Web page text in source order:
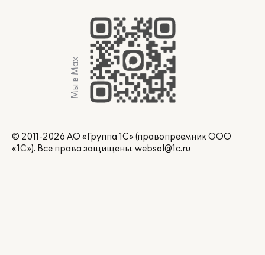
Мы в Max
© 2011-2026 АО «Группа 1С» (правопреемник ООО
«1С»). Все права защищены. websol@1c.ru